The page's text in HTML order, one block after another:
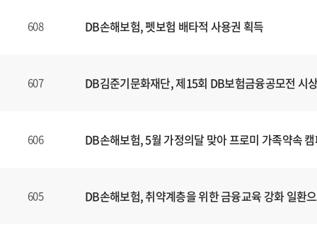
608 DB손해보험, 펫보험 배타적 사용권 획득
607 DB김준기문화재단, 제15회 DB보험금융공모전 시
606 DB손해보험, 5월 가정의달 맞아 프로미 가족약속
605 DB손해보험, 취약계층을 위한 금융교육 강화 일환